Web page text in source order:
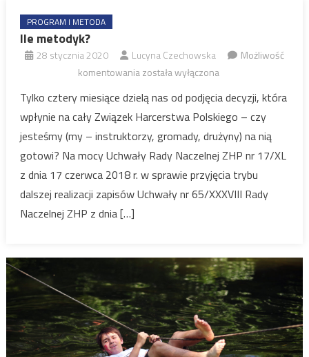
PROGRAM I METODA
Ile metodyk?
28 stycznia 2020 Lucyna Czechowska
Możliwość
komentowaniaIle
została wyłączona
Tylko cztery miesiące dzielą nas od podjęcia decyzji, która
wpłynie na cały Związek Harcerstwa Polskiego – czy
jesteśmy (my – instruktorzy, gromady, drużyny) na nią
gotowi? Na mocy Uchwały Rady Naczelnej ZHP nr 17/XL
z dnia 17 czerwca 2018 r. w sprawie przyjęcia trybu
dalszej realizacji zapisów Uchwały nr 65/XXXVIII Rady
Naczelnej ZHP z dnia […]